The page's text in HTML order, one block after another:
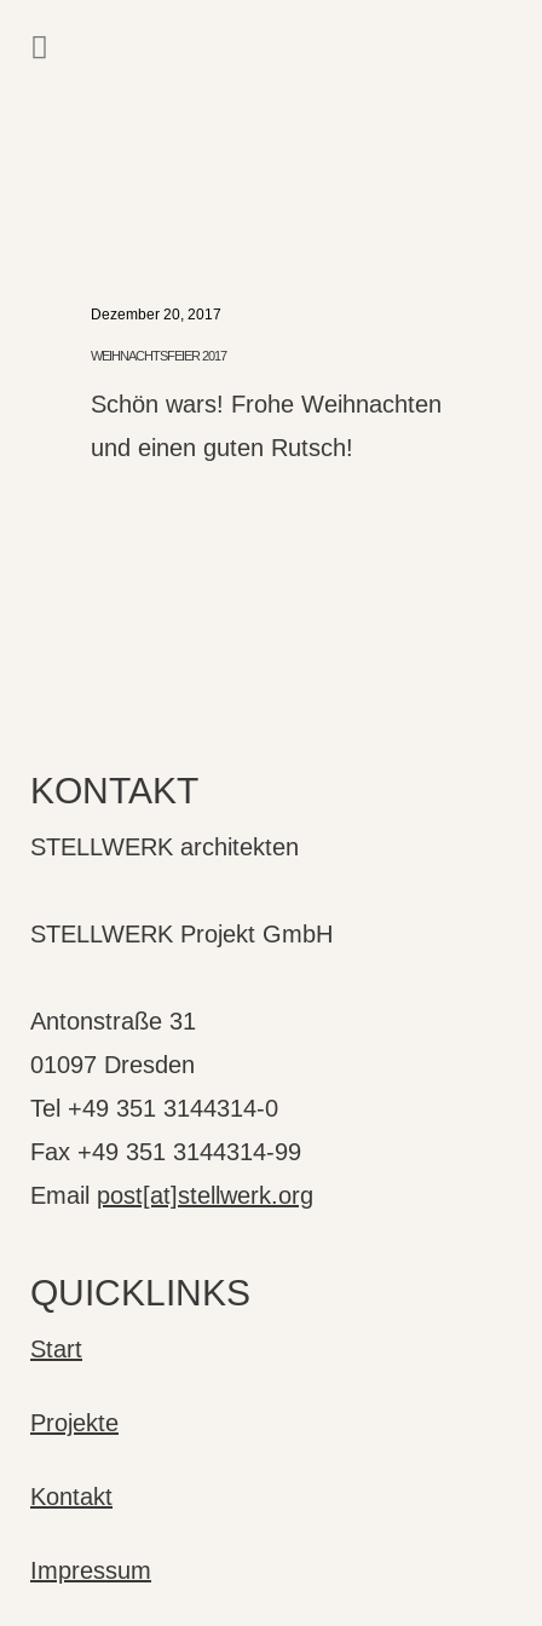
Dezember 20, 2017
WEIHNACHTSFEIER 2017
Schön wars! Frohe Weihnachten
und einen guten Rutsch!
KONTAKT
STELLWERK architekten
STELLWERK Projekt GmbH
Antonstraße 31
01097 Dresden
Tel +49 351 3144314-0
Fax +49 351 3144314-99
Email post[at]stellwerk.org
QUICKLINKS
Start
Projekte
Kontakt
Impressum